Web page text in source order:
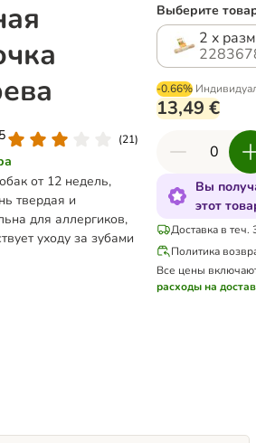
(21)
от 12 недель,
твердая и
для аллергиков,
уходу за зубами
Выберите
2 x
-0.66%
13,49 €
Вы
этот
Доставка в теч.
Политика
Все цены
расходы на